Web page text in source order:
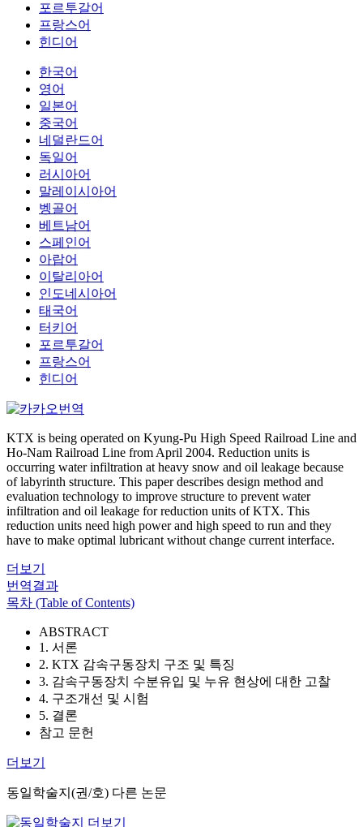
포르투갈어
프랑스어
힌디어
한국어
영어
일본어
중국어
네덜란드어
독일어
러시아어
말레이시아어
벵골어
베트남어
스페인어
아랍어
이탈리아어
인도네시아어
태국어
터키어
포르투갈어
프랑스어
힌디어
KTX is being operated on Kyung-Pu High Speed Railroad Line and
Ho-Nam Railroad Line from April 2004. Reduction units is
occurring water infiltration at heavy snow and oil leakage because
of labyrinth structure. This paper describes design method and
evaluation technology to improve structure to prevent water
infiltration and oil leakage for reduction units of KTX. This
reduction units need high power and high speed to run and they
have to make optimal lubricant without change current interface.
더보기
번역결과
목차 (Table of Contents)
ABSTRACT
1. 서론
2. KTX 감속구동장치 구조 및 특징
3. 감속구동장치 수분유입 및 누유 현상에 대한 고찰
4. 구조개선 및 시험
5. 결론
참고 문헌
더보기
동일학술지(권/호) 다른 논문